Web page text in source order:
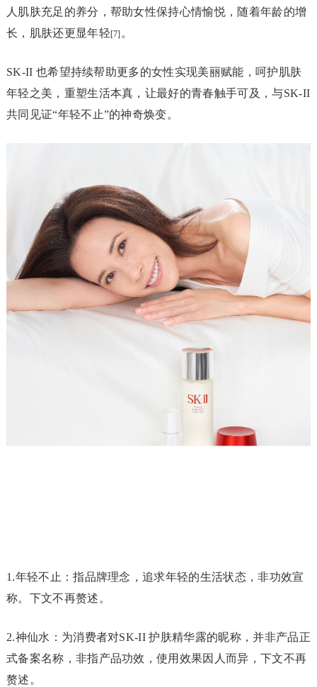
人肌肤充足的养分，帮助女性保持心情愉悦，随着年龄的增
长，肌肤还更显年轻[7] 。
SK-II 也希望持续帮助更多的女性实现美丽赋能，呵护肌肤
年轻之美，重塑生活本真，让最好的青春触手可及，与SK-II
共同见证“年轻不止”的神奇焕变。
1.年轻不止：指品牌理念，追求年轻的生活状态，非功效宣
称。下文不再赘述。
2.神仙水：为消费者对SK-II 护肤精华露的昵称，并非产品正
式备案名称，非指产品功效，使用效果因人而异，下文不再
赘述。